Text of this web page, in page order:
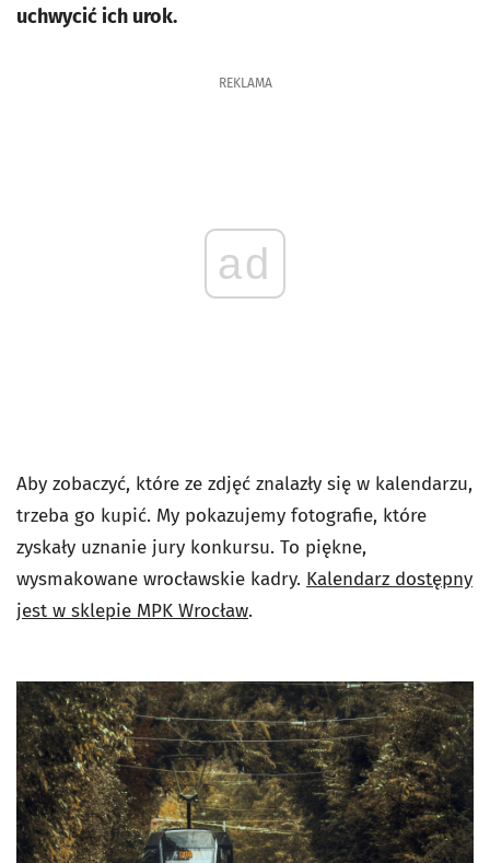
uchwycić ich urok.
REKLAMA
ad
Aby zobaczyć, które ze zdjęć znalazły się w kalendarzu,
trzeba go kupić. My pokazujemy fotografie, które
zyskały uznanie jury konkursu. To piękne,
wysmakowane wrocławskie kadry. Kalendarz dostępny
jest w sklepie MPK Wrocław.